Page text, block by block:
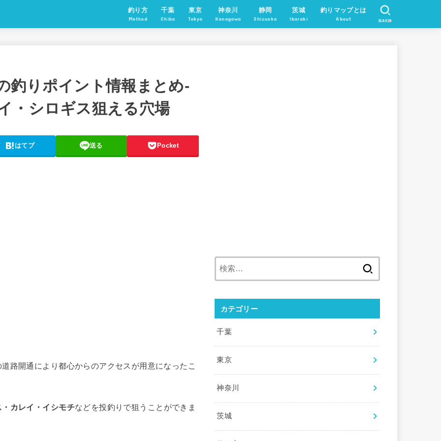
釣り方
Method
千葉
Chiba
東京
Tokyo
神奈川
Kanagawa
静岡
Shizuoka
茨城
Ibaraki
釣りマップとは
About SEARCH
釣りポイント情報まとめ-
・シロギス狙える穴場
はてブ 送る Pocket
路開通により都心からのアクセスが用意になったこ
・カレイ・イシモチなどを投釣りで狙うことができま
カテゴリー
千葉
東京
神奈川
茨城